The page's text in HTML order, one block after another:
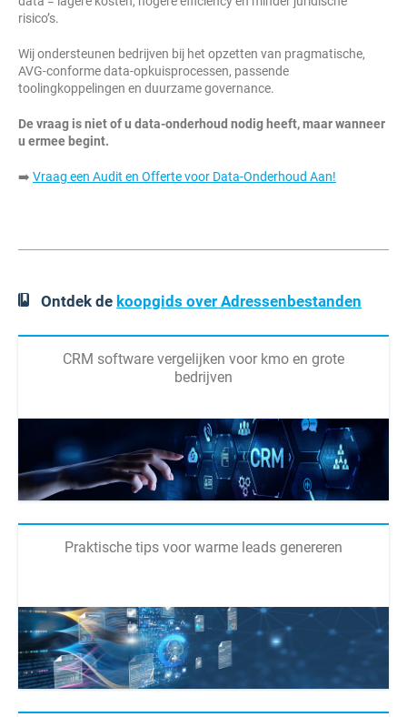
risico’s.
Wij ondersteunen bedrijven bij het opzetten van pragmatische,
AVG-conforme data-opkuisprocessen, passende
toolingkoppelingen en duurzame governance.
De vraag is niet of u data-onderhoud nodig heeft, maar wanneer
u ermee begint.
➡️ Vraag een Audit en Offerte voor Data-Onderhoud Aan!
Ontdek de koopgids over Adressenbestanden
CRM software vergelijken voor kmo en grote
bedrijven
Praktische tips voor warme leads genereren